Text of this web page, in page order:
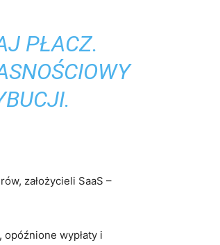
PŁACZ.
założycieli SaaS –
wypłaty i